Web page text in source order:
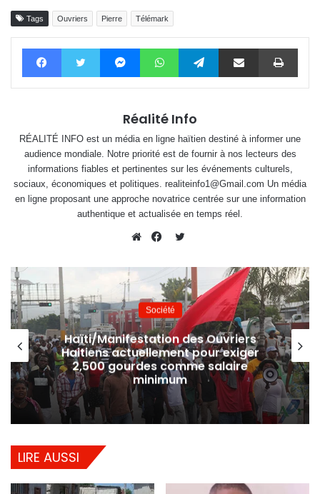
Tags Ouvriers Pierre Télémark
FacebookTwitter MessengerWhatsAppTelegram Partager par email
Réalité Info
RÉALITÉ INFO est un média en ligne haïtien destiné à informer une
audience mondiale. Notre priorité est de fournir à nos lecteurs des
informations fiables et pertinentes sur les événements culturels,
sociaux, économiques et politiques. realiteinfo1@Gmail.com Un média
en ligne proposant une approche novatrice centrée sur une information
authentique et actualisée en temps réel.
Société
Haïti/Manifestation des Ouvriers
Haitiens actuellement pour exiger
2,500 gourdes comme salaire
minimum
LIRE AUSSI